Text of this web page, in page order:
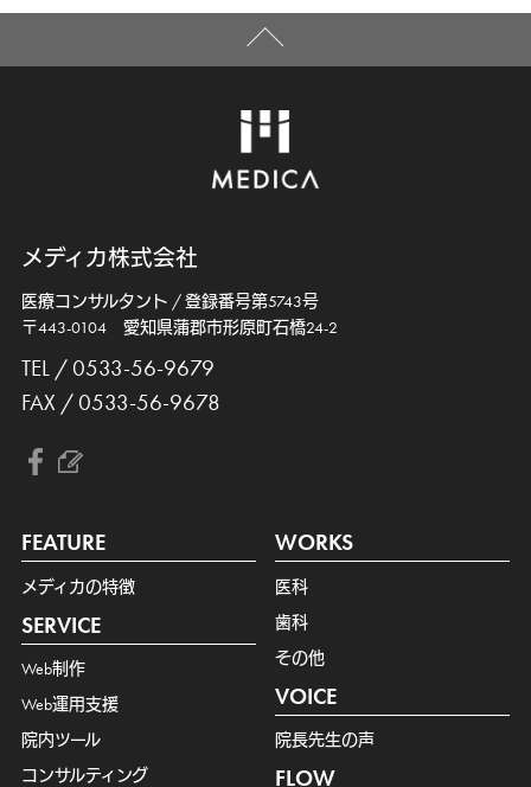
メディカ株式会社
医療コンサルタント / 登録番号第5743号
〒443-0104 愛知県蒲郡市形原町石橋24-2
TEL / 0533-56-9679
FAX / 0533-56-9678
FEATURE
メディカの特徴
SERVICE
Web制作
Web運用支援
院内ツール
コンサルティング
WORKS
医科
歯科
その他
VOICE
院長先生の声
FLOW